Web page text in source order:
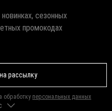
сезонных
промокодах
рассылку
обработку персональных данных